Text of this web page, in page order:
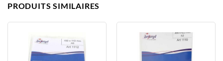
PRODUITS SIMILAIRES